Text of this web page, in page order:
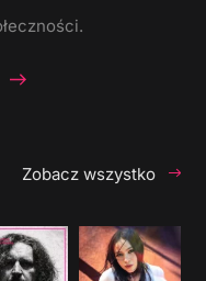
Zobacz wszystko